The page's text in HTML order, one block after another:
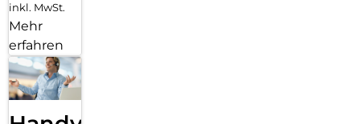
inkl. MwSt.
Mehr
erfahren